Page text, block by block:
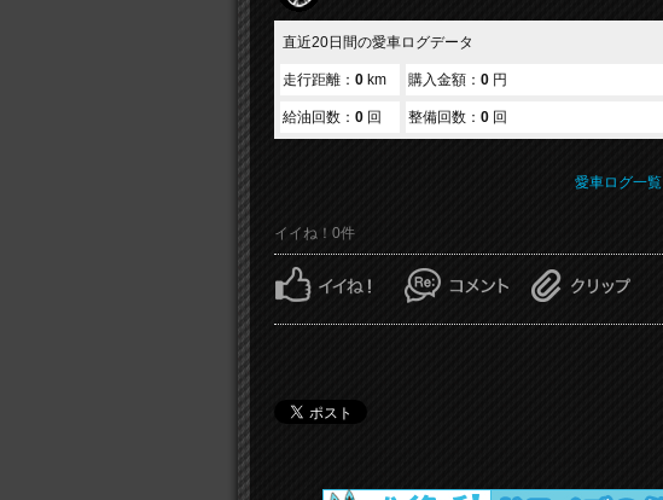
直近20日間の愛車ログデータ
走行距離： 0 km 購入金額： 0 円
給油回数： 0 回 整備回数： 0 回
愛車ログ一覧
イイね！0件